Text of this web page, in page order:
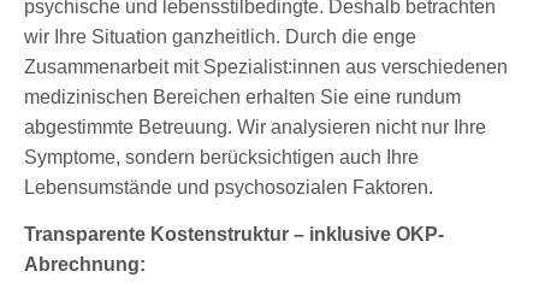
psychische und lebensstilbedingte. Deshalb betrachten
wir Ihre Situation ganzheitlich. Durch die enge
Zusammenarbeit mit Spezialist:innen aus verschiedenen
medizinischen Bereichen erhalten Sie eine rundum
abgestimmte Betreuung. Wir analysieren nicht nur Ihre
Symptome, sondern berücksichtigen auch Ihre
Lebensumstände und psychosozialen Faktoren.
Transparente Kostenstruktur – inklusive OKP-
Abrechnung: